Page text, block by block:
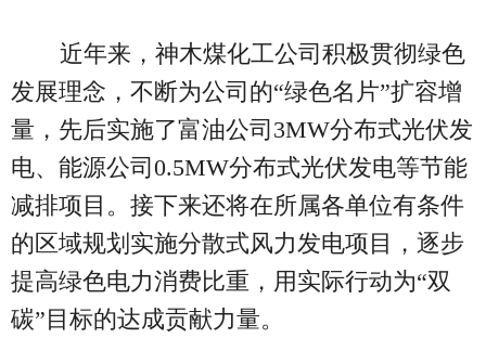
近年来，神木煤化工公司积极贯彻绿色
发展理念，不断为公司的“绿色名片”扩容增
量，先后实施了富油公司3MW分布式光伏发
电、能源公司0.5MW分布式光伏发电等节能
减排项目。接下来还将在所属各单位有条件
的区域规划实施分散式风力发电项目，逐步
提高绿色电力消费比重，用实际行动为“双
碳”目标的达成贡献力量。